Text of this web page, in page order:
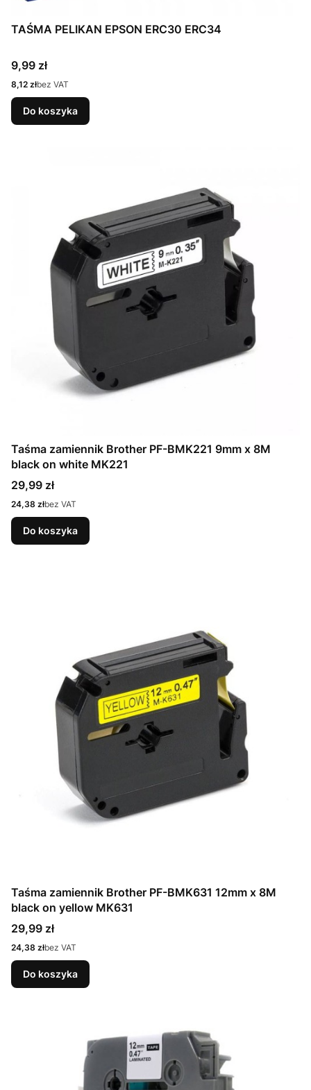
TAŚMA PELIKAN EPSON ERC30 ERC34
Cena
9,99 zł
Cena
8,12 złbez VAT
Do koszyka
Taśma zamiennik Brother PF-BMK221 9mm x 8M
black on white MK221
Cena
29,99 zł
Cena
24,38 złbez VAT
Do koszyka
Taśma zamiennik Brother PF-BMK631 12mm x 8M
black on yellow MK631
Cena
29,99 zł
Cena
24,38 złbez VAT
Do koszyka